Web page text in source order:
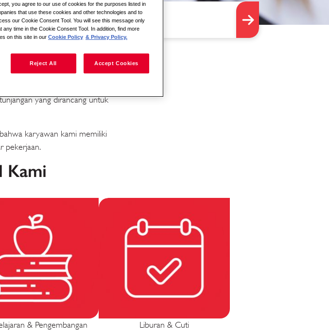
lokasi
membuat perbedaan.
yang dirancang untuk
karyawan kami memiliki
pekerjaan.
Kami
& Pengembangan Liburan & Cuti
you agree to our use of cookies for the purposes listed in
that use these cookies and other technologies and to
our Cookie Consent Tool. You will see this message only
time in the Cookie Consent Tool. In addition, find more
on this site in our Cookie Policy & Privacy Policy.
Reject All Accept Cookies